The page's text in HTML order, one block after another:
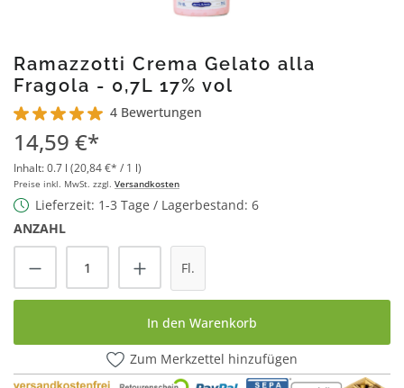
Ramazzotti Crema Gelato alla
Fragola - 0,7L 17% vol
Durchschnittliche Bewertung von 5 von 5 Sternen
4 Bewertungen
14,59 €*
Inhalt:0.7 l (20,84 €* / 1 l)
Preise inkl. MwSt. zzgl. Versandkosten
Lieferzeit: 1-3 Tage / Lagerbestand: 6
ANZAHL
Produkt Anzahl: Gib den gewünschten
Fl.
In den Warenkorb
Zum Merkzettel hinzufügen